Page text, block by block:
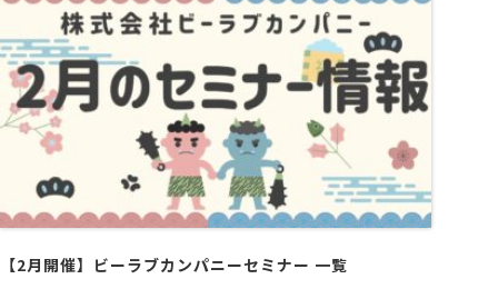
MG研修
スタッフ紹介
【2月開催】ビーラブカンパニーセミナー 一覧